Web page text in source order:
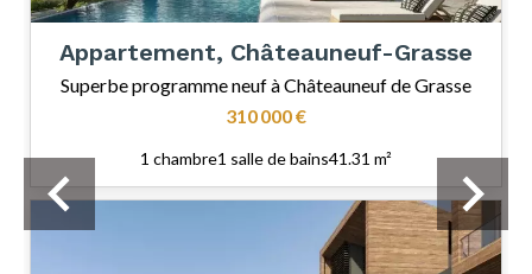
Appartement, Châteauneuf-Grasse
Superbe programme neuf à Châteauneuf de Grasse
310 000 €
1 chambre1 salle de bains41.31 m²